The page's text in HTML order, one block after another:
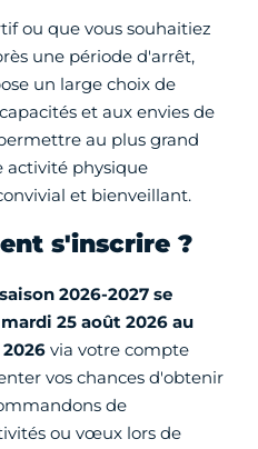
ou que vous souhaitiez
une période d'arrêt,
un large choix de
et aux envies de
au plus grand
activité physique
et bienveillant.
s'inscrire ?
2026-2027 se
25 août 2026 au
via votre compte
vos chances d'obtenir
de
ou vœux lors de